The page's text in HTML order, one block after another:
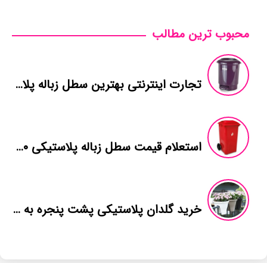
محبوب ترین مطالب
تجارت اینترنتی بهترین سطل زباله پلاستیکی اتاق
استعلام قیمت سطل زباله پلاستیکی ۳۶۰ لیتری
خرید گلدان پلاستیکی پشت پنجره به صورت عمده